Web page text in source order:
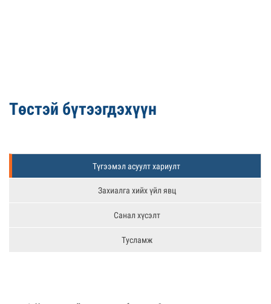
Төстэй бүтээгдэхүүн
Түгээмэл асуулт хариулт
Захиалга хийх үйл явц
Санал хүсэлт
Тусламж